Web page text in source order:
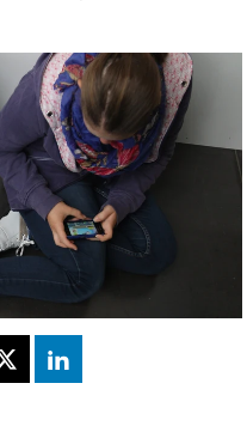
de media 730 horas al año
a Internet | Getty (archivo)
de 2022, 17:41
X Linkedin